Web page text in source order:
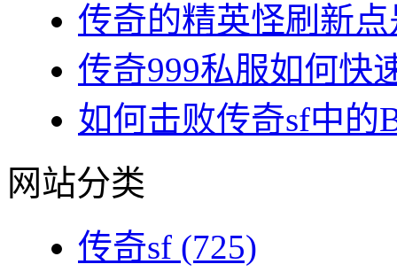
传奇的精英怪刷新
传奇999私服如何快
如何击败传奇sf中的
网站分类
传奇sf (725)